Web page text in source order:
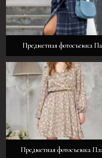
Предметная фотосъемка
Предметная фотосъемка